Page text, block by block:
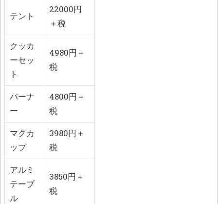
テント
22000円
＋税
クッカ
ーセッ
ト
4980円＋
税
バーナ
ー
4800円＋
税
マグカ
ップ
3980円＋
税
アルミ
テーブ
ル
3850円＋
税